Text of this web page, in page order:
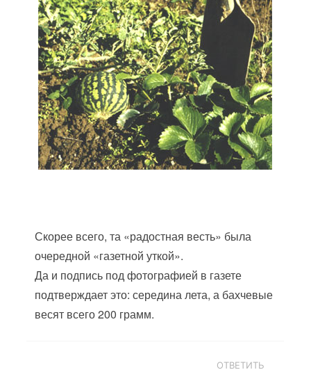
Скорее всего, та «радостная весть» была
очередной «газетной уткой».
Да и подпись под фотографией в газете
подтверждает это: середина лета, а бахчевые
весят всего 200 грамм.
ОТВЕТИТЬ